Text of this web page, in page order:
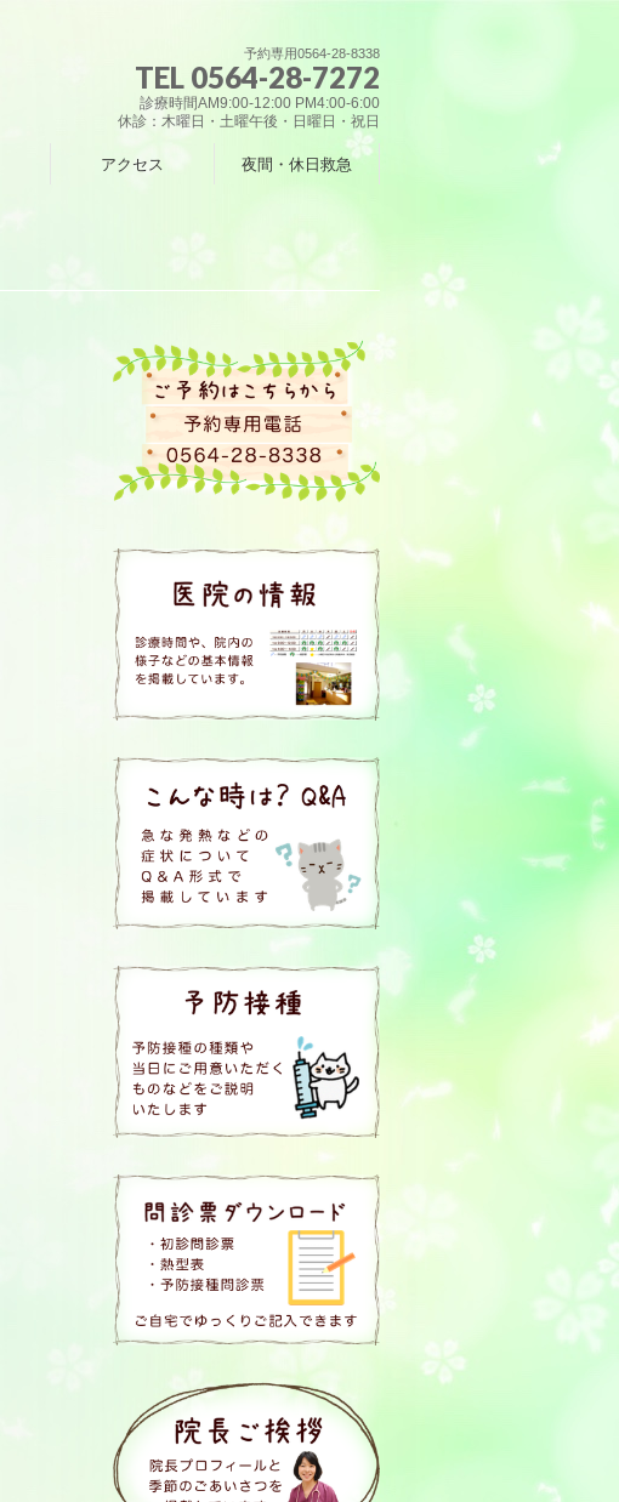
予約専用0564-28-8338
TEL 0564-28-7272
診療時間AM9:00-12:00 PM4:00-6:00
休診：木曜日・土曜午後・日曜日・祝日
アクセス 夜間・休日救急